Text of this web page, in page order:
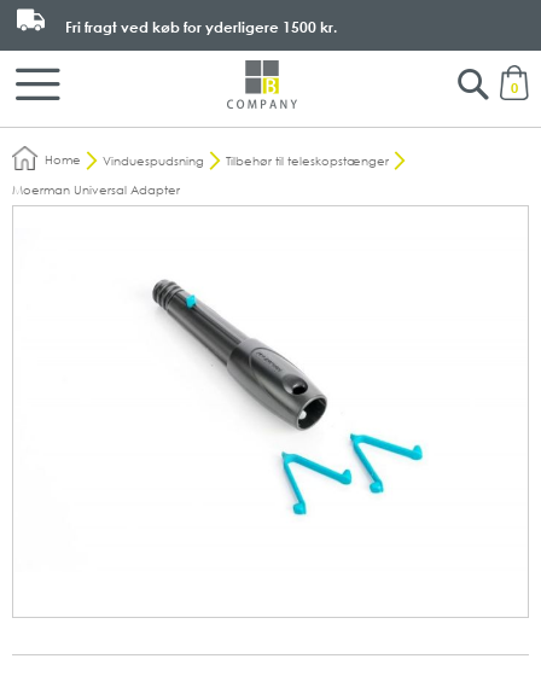
0
Fri fragt ved køb for yderligere 1500 kr.
Search
Home Vinduespudsning
Tilbehør til teleskopstænger
Moerman Universal Adapter